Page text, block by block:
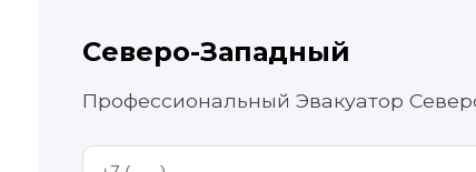
Северо-Западный
Профессиональный Эвакуатор